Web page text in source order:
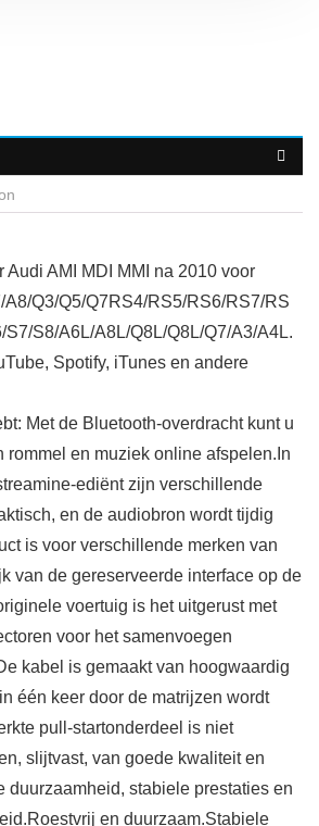
Audi AMI MDI MMI na 2010 voor
Q3/Q5/Q7RS4/RS5/RS6/RS7/RS
S8/A6L/A8L/Q8L/Q8L/Q7/A3/A4L.
Spotify, iTunes en andere
Met de Bluetooth-overdracht kunt u
rommel en muziek online afspelen.In
ediënt zijn verschillende
en de audiobron wordt tijdig
is voor verschillende merken van
van de gereserveerde interface op de
voertuig is het uitgerust met
voor het samenvoegen
kabel is gemaakt van hoogwaardig
één keer door de matrijzen wordt
pull-startonderdeel is niet
slijtvast, van goede kwaliteit en
duurzaamheid, stabiele prestaties en
en duurzaam.Stabiele